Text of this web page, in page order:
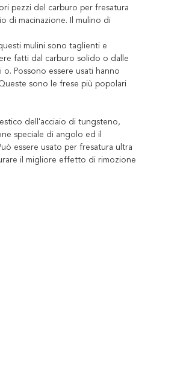
pezzi del carburo per fresatura
di macinazione. Il mulino di
mulini sono taglienti e
fatti dal carburo solido o dalle
Possono essere usati hanno
sono le frese più popolari
dell'acciaio di tungsteno,
speciale di angolo ed il
essere usato per fresatura ultra
il migliore effetto di rimozione